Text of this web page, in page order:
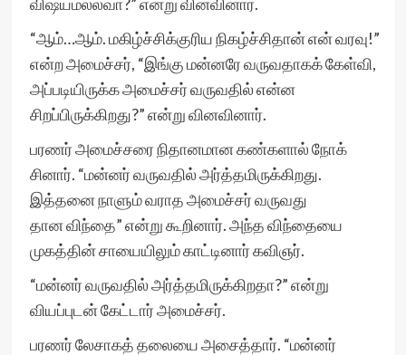
“ஆம்…ஆம். மகிழ்ச்சிக்குரிய நிகழ்ச்சிதான் என் வரவு!”
என்ற அமைச்சர், “இங்கு மன்னரே வருவதாகக் கேள்வி,
அப்படியிருக்க அமைச்சர் வருவதில் என்ன
சிறப்பிருக்கிறது?” என்று வினவினார்.
பரணர் அமைச்சரை நிதானமான கண்களால் நோக்
சினார். “மன்னர் வருவதில் அர்த்தமிருக்கிறது.
இத்தனை நாளும் வராத அமைச்சர் வருவது
தான விந்தை” என்று கூறினார். அந்த விந்தையை
முகத்தின் சாயையிலும் காட்டினார் கவிஞர்.
“மன்னர் வருவதில் அர்த்தமிருக்கிறதா?” என்று
வியப்புடன் கேட்டார் அமைச்சர்.
பரணர் லேசாகத் தலையை அசைத்தார். “மன்னர்